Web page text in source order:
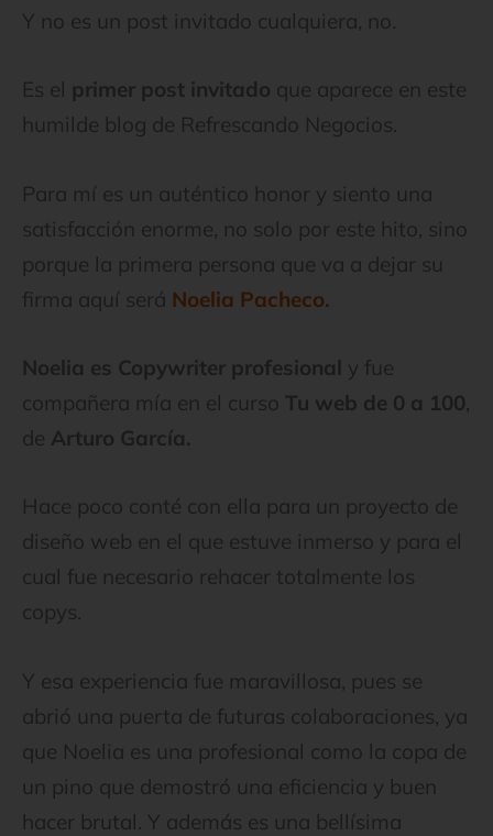
Y no es un post invitado cualquiera, no.
Es el primer post invitado que aparece en este
humilde blog de Refrescando Negocios.
Para mí es un auténtico honor y siento una
satisfacción enorme, no solo por este hito, sino
porque la primera persona que va a dejar su
firma aquí será Noelia Pacheco.
Noelia es Copywriter profesional y fue
compañera mía en el curso Tu web de 0 a 100,
de Arturo García.
Hace poco conté con ella para un proyecto de
diseño web en el que estuve inmerso y para el
cual fue necesario rehacer totalmente los
copys.
Y esa experiencia fue maravillosa, pues se
abrió una puerta de futuras colaboraciones, ya
que Noelia es una profesional como la copa de
un pino que demostró una eficiencia y buen
hacer brutal. Y además es una bellísima